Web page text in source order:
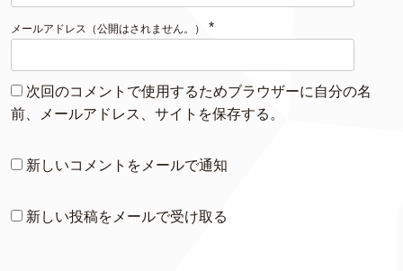
メールアドレス（公開はされません。） *
次回のコメントで使用するためブラウザーに自分の名
前、メールアドレス、サイトを保存する。
新しいコメントをメールで通知
新しい投稿をメールで受け取る